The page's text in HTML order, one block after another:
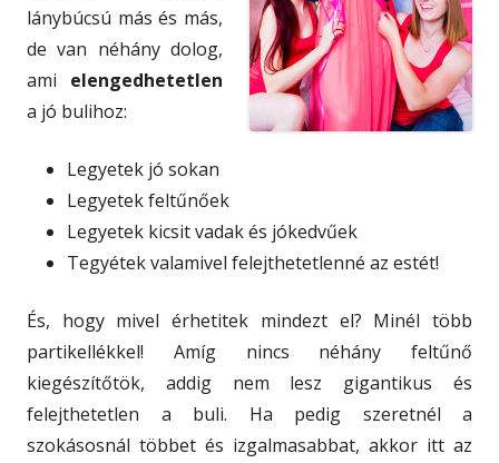
lánybúcsú más és más,
de van néhány dolog,
ami elengedhetetlen
a jó bulihoz:
Legyetek jó sokan
Legyetek feltűnőek
Legyetek kicsit vadak és jókedvűek
Tegyétek valamivel felejthetetlenné az estét!
És, hogy mivel érhetitek mindezt el? Minél több
partikellékkel! Amíg nincs néhány feltűnő
kiegészítőtök, addig nem lesz gigantikus és
felejthetetlen a buli. Ha pedig szeretnél a
szokásosnál többet és izgalmasabbat, akkor itt az